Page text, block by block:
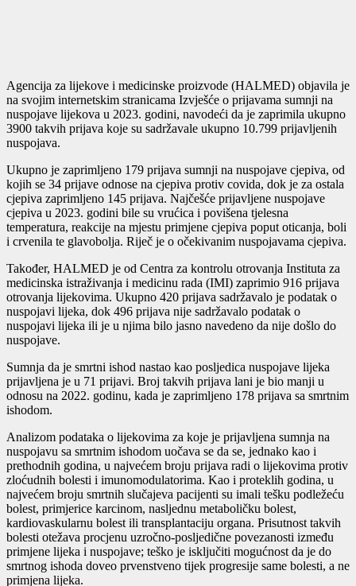
Agencija za lijekove i medicinske proizvode (HALMED) objavila je
na svojim internetskim stranicama Izvješće o prijavama sumnji na
nuspojave lijekova u 2023. godini, navodeći da je zaprimila ukupno
3900 takvih prijava koje su sadržavale ukupno 10.799 prijavljenih
nuspojava.
Ukupno je zaprimljeno 179 prijava sumnji na nuspojave cjepiva, od
kojih se 34 prijave odnose na cjepiva protiv covida, dok je za ostala
cjepiva zaprimljeno 145 prijava. Najčešće prijavljene nuspojave
cjepiva u 2023. godini bile su vrućica i povišena tjelesna
temperatura, reakcije na mjestu primjene cjepiva poput oticanja, boli
i crvenila te glavobolja. Riječ je o očekivanim nuspojavama cjepiva.
Također, HALMED je od Centra za kontrolu otrovanja Instituta za
medicinska istraživanja i medicinu rada (IMI) zaprimio 916 prijava
otrovanja lijekovima. Ukupno 420 prijava sadržavalo je podatak o
nuspojavi lijeka, dok 496 prijava nije sadržavalo podatak o
nuspojavi lijeka ili je u njima bilo jasno navedeno da nije došlo do
nuspojave.
Sumnja da je smrtni ishod nastao kao posljedica nuspojave lijeka
prijavljena je u 71 prijavi. Broj takvih prijava lani je bio manji u
odnosu na 2022. godinu, kada je zaprimljeno 178 prijava sa smrtnim
ishodom.
Analizom podataka o lijekovima za koje je prijavljena sumnja na
nuspojavu sa smrtnim ishodom uočava se da se, jednako kao i
prethodnih godina, u najvećem broju prijava radi o lijekovima protiv
zloćudnih bolesti i imunomodulatorima. Kao i proteklih godina, u
najvećem broju smrtnih slučajeva pacijenti su imali tešku podležeću
bolest, primjerice karcinom, nasljednu metaboličku bolest,
kardiovaskularnu bolest ili transplantaciju organa. Prisutnost takvih
bolesti otežava procjenu uzročno-posljedične povezanosti između
primjene lijeka i nuspojave; teško je isključiti mogućnost da je do
smrtnog ishoda doveo prvenstveno tijek progresije same bolesti, a ne
primjena lijeka.